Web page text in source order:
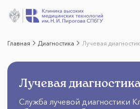
Главная Диагностика Лучевая
Лучевая
Служба лучевой диагностики